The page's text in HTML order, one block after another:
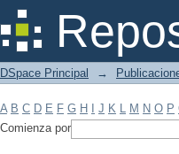
Filtrar por: Materia
DSpace Principal →
A B C D E F G H J K L M N O P
Comienza por